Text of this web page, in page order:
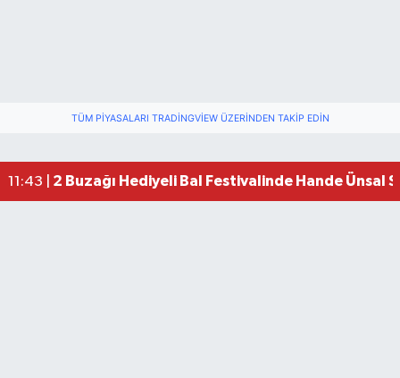
TÜM PIYASALARI TRADINGVIEW ÜZERINDEN TAKIP EDIN
11:43 | 2 Buzağı Hediyeli Bal Festivalinde Hande Ünsal